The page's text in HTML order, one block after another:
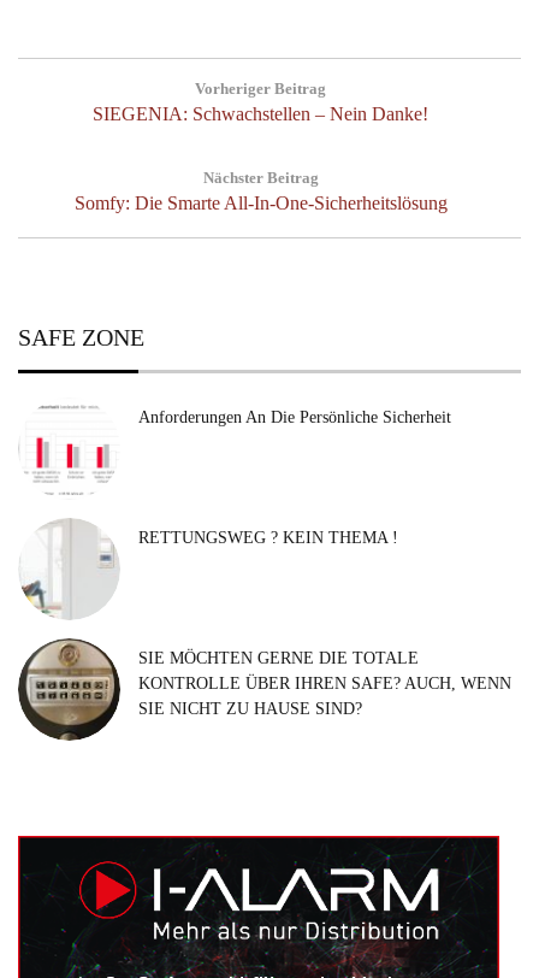
Vorheriger Beitrag
Previous
SIEGENIA: Schwachstellen – Nein Danke!
Nächster Beitrag
Next
Somfy: Die Smarte All-In-One-Sicherheitslösung
SAFE ZONE
Anforderungen An Die Persönliche Sicherheit
RETTUNGSWEG ? KEIN THEMA !
SIE MÖCHTEN GERNE DIE TOTALE
KONTROLLE ÜBER IHREN SAFE? AUCH, WENN
SIE NICHT ZU HAUSE SIND?